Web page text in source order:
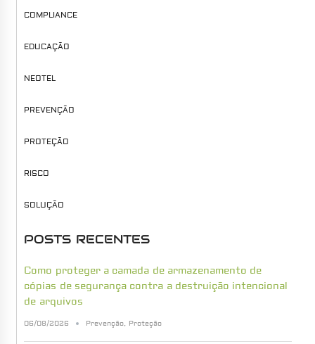
COMPLIANCE
EDUCAÇÃO
NEOTEL
PREVENÇÃO
PROTEÇÃO
RISCO
SOLUÇÃO
POSTS RECENTES
Como proteger a camada de armazenamento de
cópias de segurança contra a destruição intencional
de arquivos
06/08/2026 Prevenção, Proteção